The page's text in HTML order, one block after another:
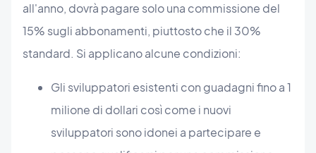
all'anno, dovrà pagare solo una commissione del
15% sugli abbonamenti, piuttosto che il 30%
standard. Si applicano alcune condizioni:
Gli sviluppatori esistenti con guadagni fino a 1
milione di dollari così come i nuovi
sviluppatori sono idonei a partecipare e